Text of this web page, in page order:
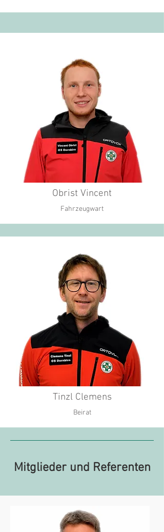
Obrist Vincent
Fahrzeugwart
Tinzl Clemens
Beirat
Mitglieder und Referenten